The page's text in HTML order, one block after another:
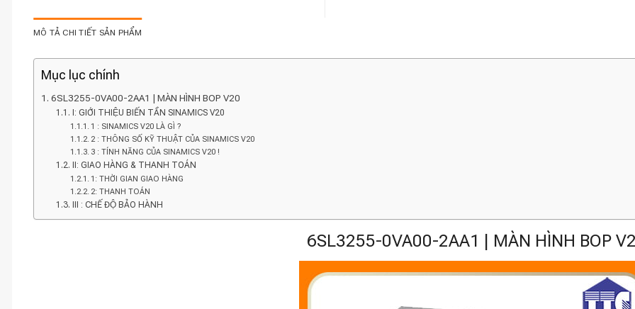
MÔ TẢ CHI TIẾT SẢN PHẨM
Mục lục chính
6SL3255-0VA00-2AA1 | MÀN HÌNH BOP V20
I: GIỚI THIỆU BIẾN TẦN SINAMICS V20
1 : SINAMICS V20 LÀ GÌ ?
2 : THÔNG SỐ KỸ THUẬT CỦA SINAMICS V20
3 : TÍNH NĂNG CỦA SINAMICS V20 !
II: GIAO HÀNG & THANH TOÁN
1: THỜI GIAN GIAO HÀNG
2: THANH TOÁN
III : CHẾ ĐỘ BẢO HÀNH
6SL3255-0VA00-2AA1 | MÀN HÌNH BOP